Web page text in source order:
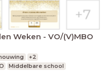
Weken - VO/(V)MBO
+2
Middelbare school